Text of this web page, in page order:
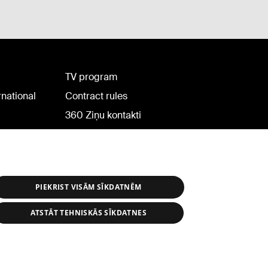
TV program
Contract rules
360 Ziņu kontakti
PIEKRIST VISĀM SĪKDATNĒM
ATSTĀT TEHNISKĀS SĪKDATNES